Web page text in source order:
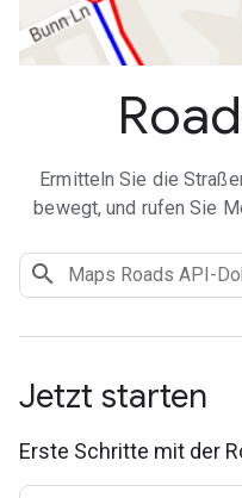
Ermitteln Sie die
bewegt, und rufen Sie
Jetzt starten
Erste Schritte mit der